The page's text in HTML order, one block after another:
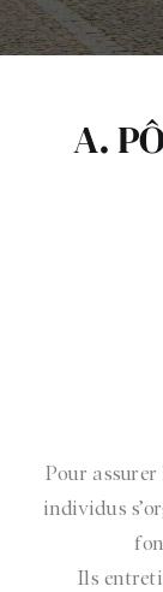
A.
Pour
individus
Ils